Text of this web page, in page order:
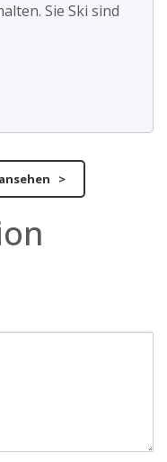
Sie Ski sind
>